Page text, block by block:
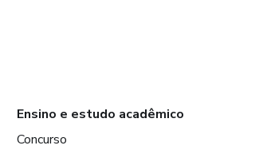
Ensino e estudo acadêmico
Concurso